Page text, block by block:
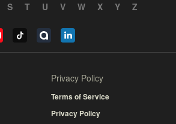
S T U V W X Y Z
Privacy Policy
Terms of Service
Privacy Policy